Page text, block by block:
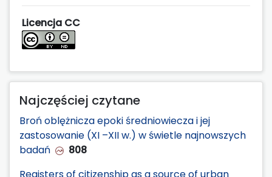
Licencja CC
Najczęściej czytane
Broń oblężnicza epoki średniowiecza i jej
zastosowanie (XI –XII w.) w świetle najnowszych
badań
808